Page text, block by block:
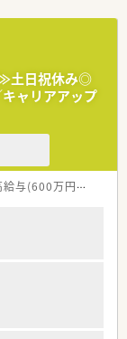
≫土日祝休み◎
ャリアアップ
与(600万円以上)